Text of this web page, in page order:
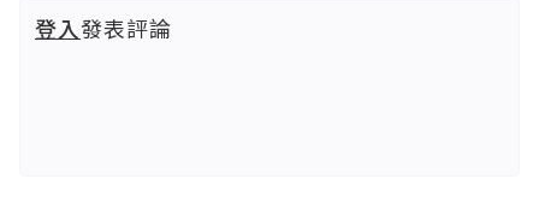
登入發表評論